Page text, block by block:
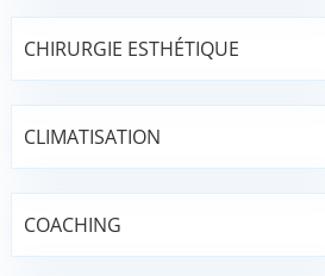
CHIRURGIE ESTHÉTIQUE
CLIMATISATION
COACHING